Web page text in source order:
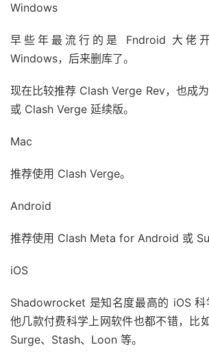
Windows
早些年最流行的是 Fndroid 大佬
Windows，后来删库了。
现在比较推荐 Clash Verge Rev，也成
或 Clash Verge 延续版。
Mac
推荐使用 Clash Verge。
Android
推荐使用 Clash Meta for Android 或
iOS
Shadowrocket 是知名度最高的 iOS
他几款付费科学上网软件也都不错，比
Surge、Stash、Loon 等。